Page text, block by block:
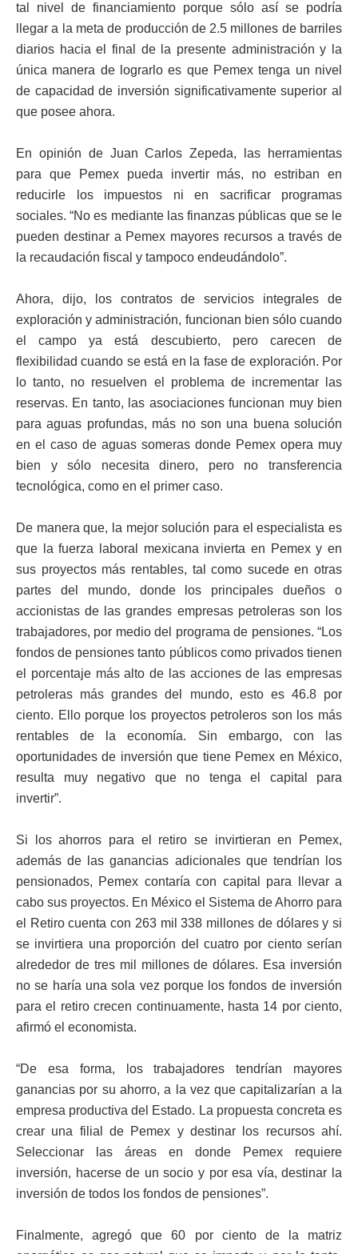
tal nivel de financiamiento porque sólo así se podría
llegar a la meta de producción de 2.5 millones de barriles
diarios hacia el final de la presente administración y la
única manera de lograrlo es que Pemex tenga un nivel
de capacidad de inversión significativamente superior al
que posee ahora.
En opinión de Juan Carlos Zepeda, las herramientas
para que Pemex pueda invertir más, no estriban en
reducirle los impuestos ni en sacrificar programas
sociales. “No es mediante las finanzas públicas que se le
pueden destinar a Pemex mayores recursos a través de
la recaudación fiscal y tampoco endeudándolo”.
Ahora, dijo, los contratos de servicios integrales de
exploración y administración, funcionan bien sólo cuando
el campo ya está descubierto, pero carecen de
flexibilidad cuando se está en la fase de exploración. Por
lo tanto, no resuelven el problema de incrementar las
reservas. En tanto, las asociaciones funcionan muy bien
para aguas profundas, más no son una buena solución
en el caso de aguas someras donde Pemex opera muy
bien y sólo necesita dinero, pero no transferencia
tecnológica, como en el primer caso.
De manera que, la mejor solución para el especialista es
que la fuerza laboral mexicana invierta en Pemex y en
sus proyectos más rentables, tal como sucede en otras
partes del mundo, donde los principales dueños o
accionistas de las grandes empresas petroleras son los
trabajadores, por medio del programa de pensiones. “Los
fondos de pensiones tanto públicos como privados tienen
el porcentaje más alto de las acciones de las empresas
petroleras más grandes del mundo, esto es 46.8 por
ciento. Ello porque los proyectos petroleros son los más
rentables de la economía. Sin embargo, con las
oportunidades de inversión que tiene Pemex en México,
resulta muy negativo que no tenga el capital para
invertir”.
Si los ahorros para el retiro se invirtieran en Pemex,
además de las ganancias adicionales que tendrían los
pensionados, Pemex contaría con capital para llevar a
cabo sus proyectos. En México el Sistema de Ahorro para
el Retiro cuenta con 263 mil 338 millones de dólares y si
se invirtiera una proporción del cuatro por ciento serían
alrededor de tres mil millones de dólares. Esa inversión
no se haría una sola vez porque los fondos de inversión
para el retiro crecen continuamente, hasta 14 por ciento,
afirmó el economista.
“De esa forma, los trabajadores tendrían mayores
ganancias por su ahorro, a la vez que capitalizarían a la
empresa productiva del Estado. La propuesta concreta es
crear una filial de Pemex y destinar los recursos ahí.
Seleccionar las áreas en donde Pemex requiere
inversión, hacerse de un socio y por esa vía, destinar la
inversión de todos los fondos de pensiones”.
Finalmente, agregó que 60 por ciento de la matriz